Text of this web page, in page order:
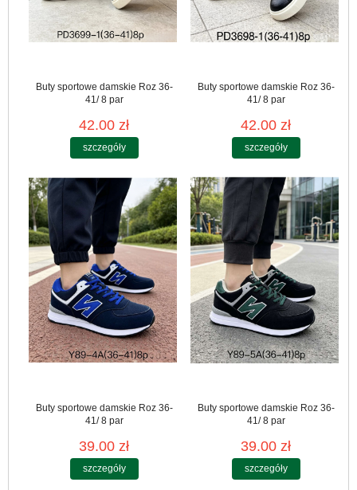
Buty sportowe damskie Roz 36-
41/ 8 par
42.00 zł
szczegóły
Buty sportowe damskie Roz 36-
41/ 8 par
42.00 zł
szczegóły
Buty sportowe damskie Roz 36-
41/ 8 par
39.00 zł
szczegóły
Buty sportowe damskie Roz 36-
41/ 8 par
39.00 zł
szczegóły